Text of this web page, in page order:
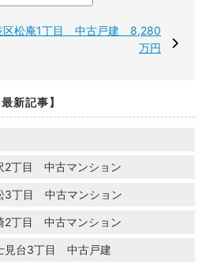
松庵1丁目 中古戸建 8,280
万円
最新記事】
丁目 中古マンション
丁目 中古マンション
丁目 中古マンション
見台3丁目 中古戸建